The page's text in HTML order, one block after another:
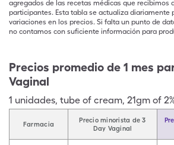
agregados de las recetas médicas que recibimos
participantes. Esta tabla se actualiza diariamente
variaciones en los precios. Si falta un punto de
no contamos con suficiente información para
Precios promedio de 1 mes
Vaginal
1 unidades, tube of cream, 21gm of
Farmacia
Precio minorista de 3
Day Vaginal